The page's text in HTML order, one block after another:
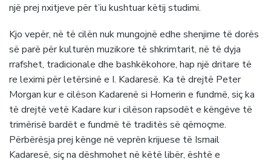
një prej nxitjeve për t’iu kushtuar këtij studimi.
Kjo vepër, në të cilën nuk mungojnë edhe shenjime të dorës
së parë për kulturën muzikore të shkrimtarit, në të dyja
rrafshet, tradicionale dhe bashkëkohore, hap një dritare të
re leximi për letërsinë e I. Kadaresë. Ka të drejtë Peter
Morgan kur e cilëson Kadarenë si Homerin e fundmë, siç ka
të drejtë vetë Kadare kur i cilëson rapsodët e këngëve të
trimërisë bardët e fundmë të traditës së qëmoçme.
Përbërësja prej kënge në veprën krijuese të Ismail
Kadaresë, siç na dëshmohet në këtë libër, është e